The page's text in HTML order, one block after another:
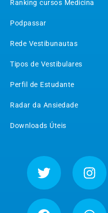
Ranking cursos Medicina
Podpassar
Rede Vestibunautas
Tipos de Vestibulares
Perfil de Estudante
Radar da Ansiedade
Downloads Úteis